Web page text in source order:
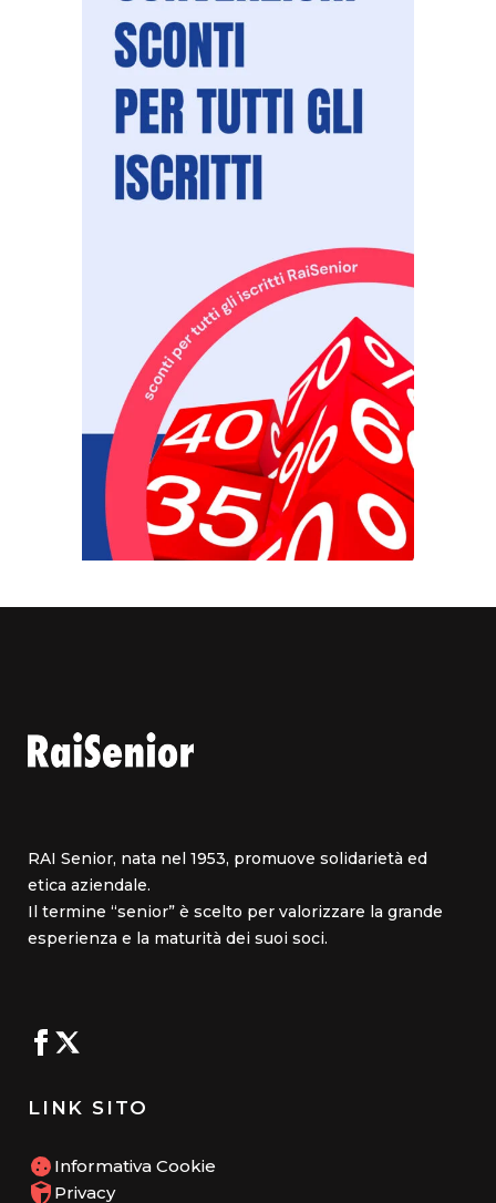
RAI Senior, nata nel 1953, promuove solidarietà ed
etica aziendale.
Il termine “senior” è scelto per valorizzare la grande
esperienza e la maturità dei suoi soci.
LINK SITO
Informativa Cookie
Privacy